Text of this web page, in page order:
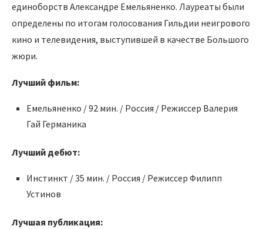
единоборств Александре Емельяненко. Лауреаты были
определены по итогам голосования Гильдии неигрового
кино и телевидения, выступившей в качестве Большого
жюри.
Лучший фильм:
Емельяненко / 92 мин. / Россия / Режиссер Валерия
Гай Германика
Лучший дебют:
Инстинкт / 35 мин. / Россия / Режиссер Филипп
Устинов
Лучшая публикация: